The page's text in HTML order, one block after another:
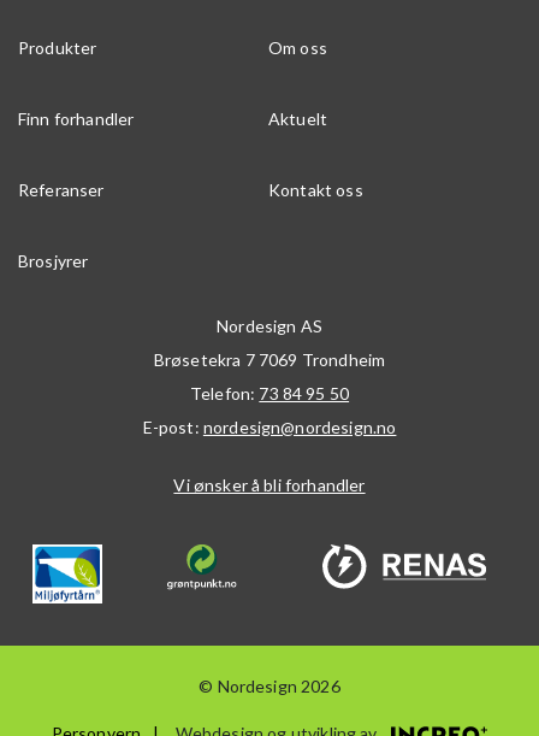
Produkter Om oss
Finn forhandler Aktuelt
Referanser Kontakt oss
Brosjyrer
Nordesign AS
Brøsetekra 7 7069 Trondheim
Telefon: 73 84 95 50
E-post: nordesign@nordesign.no
Vi ønsker å bli forhandler
© Nordesign 2026